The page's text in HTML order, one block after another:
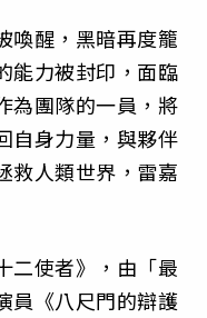
喚醒，黑暗再度籠
能力被封印，面臨
為團隊的一員，將
自身力量，與夥伴
救人類世界，雷嘉
二使者》，由「最
員《八尺門的辯護